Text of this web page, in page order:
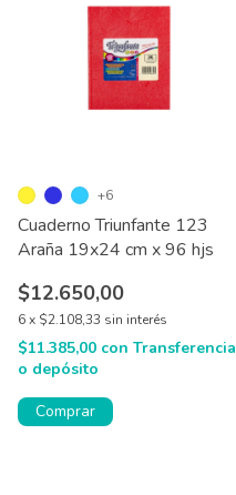
Cuaderno Triunfante 123
Araña 19x24 cm x 96 hjs
$12.650,00
6x $2.108,33 sin interés
$11.385,00 con Transferencia
o depósito
+6
Comprar